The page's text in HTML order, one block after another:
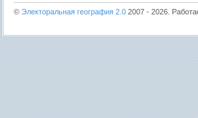
© Электоральная география 2.0 2007 - 2026.